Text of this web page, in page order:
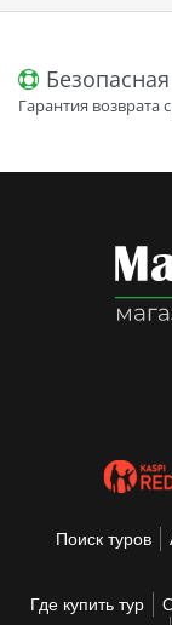
Гарантия возврата
Поиск туров
Где купить тур